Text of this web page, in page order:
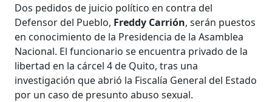
Dos pedidos de juicio político en contra del
Defensor del Pueblo, Freddy Carrión, serán puestos
en conocimiento de la Presidencia de la Asamblea
Nacional. El funcionario se encuentra privado de la
libertad en la cárcel 4 de Quito, tras una
investigación que abrió la Fiscalía General del Estado
por un caso de presunto abuso sexual.